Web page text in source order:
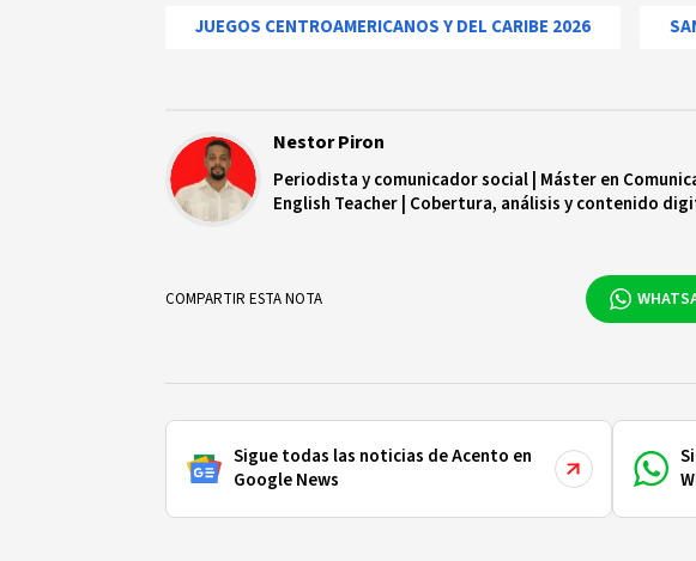
JUEGOS CENTROAMERICANOS Y DEL CARIBE 2026
Nestor Piron
Periodista y comunicador social | Máster en
English Teacher | Cobertura, análisis y contenido
COMPARTIR ESTA NOTA
Sigue todas las noticias de Acento en
Google News